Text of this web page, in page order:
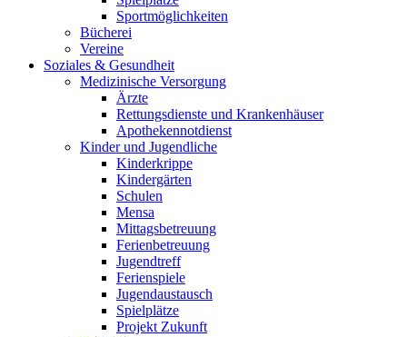
Sportmöglichkeiten
Bücherei
Vereine
Soziales & Gesundheit
Medizinische Versorgung
Ärzte
Rettungsdienste und Krankenhäuser
Apothekennotdienst
Kinder und Jugendliche
Kinderkrippe
Kindergärten
Schulen
Mensa
Mittagsbetreuung
Ferienbetreuung
Jugendtreff
Ferienspiele
Jugendaustausch
Spielplätze
Projekt Zukunft